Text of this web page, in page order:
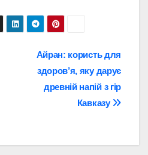
Айран: користь для
здоров’я, яку дарує
древній напій з гір
Кавказу